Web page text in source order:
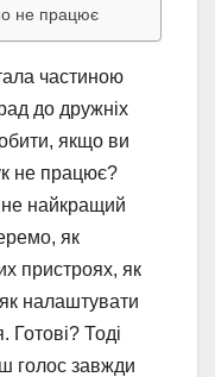
не працює
частиною
до дружніх
якщо ви
не працює?
найкращий
як
пристроях, як
налаштувати
Готові? Тоді
голос завжди